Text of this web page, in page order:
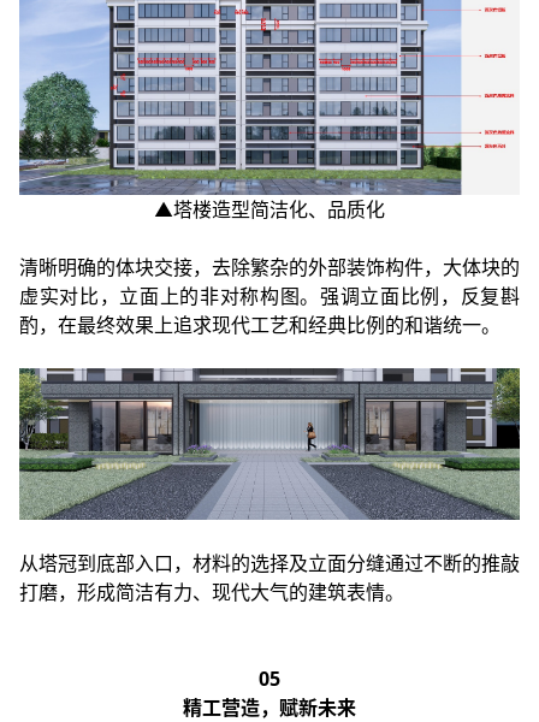
▲塔楼造型简洁化、品质化
清晰明确的体块交接，去除繁杂的外部装饰构件，大体块的
虚实对比，立面上的非对称构图。强调立面比例，反复斟
酌，在最终效果上追求现代工艺和经典比例的和谐统一。
从塔冠到底部入口，材料的选择及立面分缝通过不断的推敲
打磨，形成简洁有力、现代大气的建筑表情。
05
精工营造，赋新未来